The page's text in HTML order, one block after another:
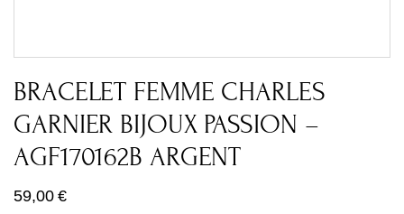
BRACELET FEMME CHARLES
GARNIER BIJOUX PASSION –
AGF170162B ARGENT
59,00€